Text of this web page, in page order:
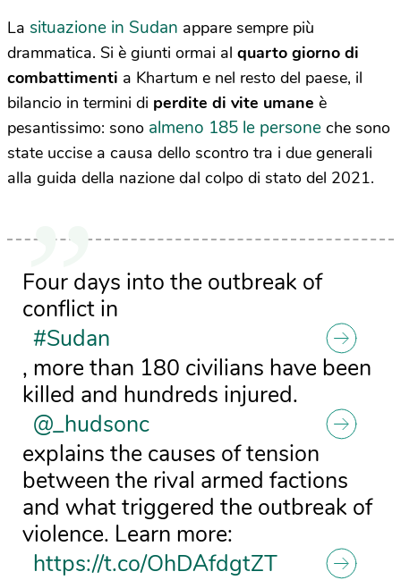
La situazione in Sudan appare sempre più
drammatica. Si è giunti ormai al quarto giorno di
combattimenti a Khartum e nel resto del paese, il
bilancio in termini di perdite di vite umane è
pesantissimo: sono almeno 185 le persone che sono
state uccise a causa dello scontro tra i due generali
alla guida della nazione dal colpo di stato del 2021.
Four days into the outbreak of
conflict in
#Sudan
, more than 180 civilians have been
killed and hundreds injured.
@_hudsonc
explains the causes of tension
between the rival armed factions
and what triggered the outbreak of
violence. Learn more:
https://t.co/OhDAfdgtZT